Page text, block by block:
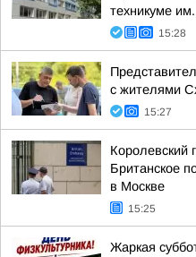
техникуме
15:28
с жителями
15:27
Королевский
Британское
в Москве
15:25
Жаркая